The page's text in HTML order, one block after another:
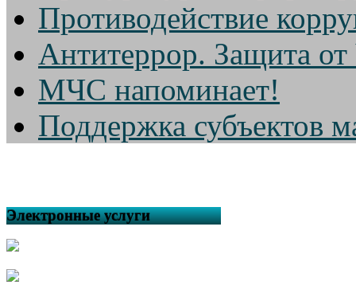
Противодействие
Антитеррор. Защита
МЧС напоминает!
Поддержка субъектов
Электронные услуги